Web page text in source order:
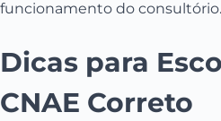
funcionamento do consultório.
Dicas para
CNAE Correto